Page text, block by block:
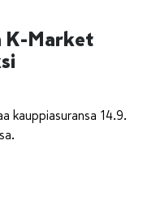
K-Market
kauppiasuransa 14.9.